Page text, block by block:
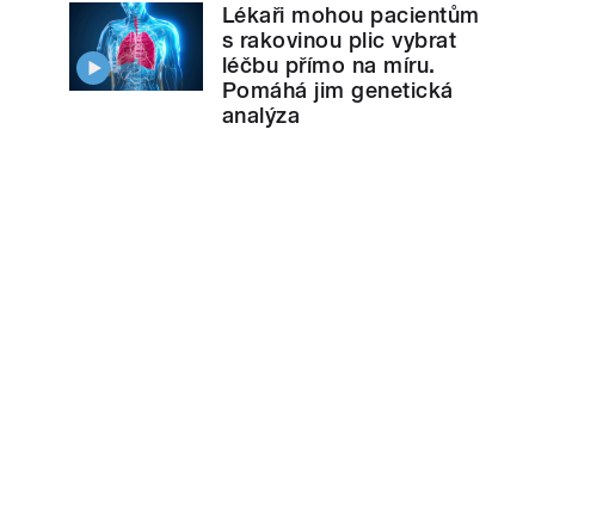
Lékaři mohou pacientům
s rakovinou plic vybrat
léčbu přímo na míru.
Pomáhá jim genetická
analýza